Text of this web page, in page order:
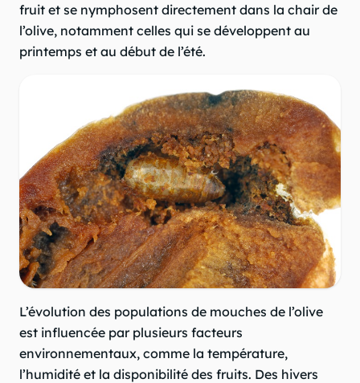
fruit et se nymphosent directement dans la chair de
l’olive, notamment celles qui se développent au
printemps et au début de l’été.
L’évolution des populations de mouches de l’olive
est influencée par plusieurs facteurs
environnementaux, comme la température,
l’humidité et la disponibilité des fruits. Des hivers